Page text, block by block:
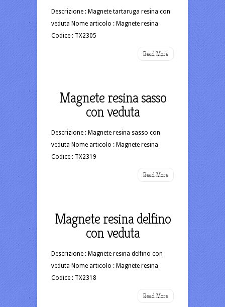
Descrizione : Magnete tartaruga resina con
veduta Nome articolo : Magnete resina
Codice : TX2305
Read More
Magnete resina sasso
con veduta
Descrizione : Magnete resina sasso con
veduta Nome articolo : Magnete resina
Codice : TX2319
Read More
Magnete resina delfino
con veduta
Descrizione : Magnete resina delfino con
veduta Nome articolo : Magnete resina
Codice : TX2318
Read More